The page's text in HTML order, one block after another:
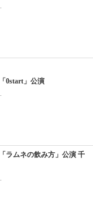
0start」公演
ラムネの飲み方」公演 千